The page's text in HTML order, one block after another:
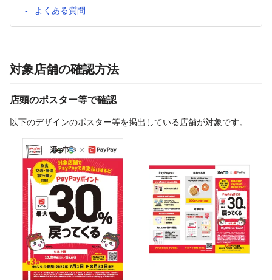
よくある質問
対象店舗の確認方法
店頭のポスター等で確認
以下のデザインのポスター等を掲出している店舗が対象です。